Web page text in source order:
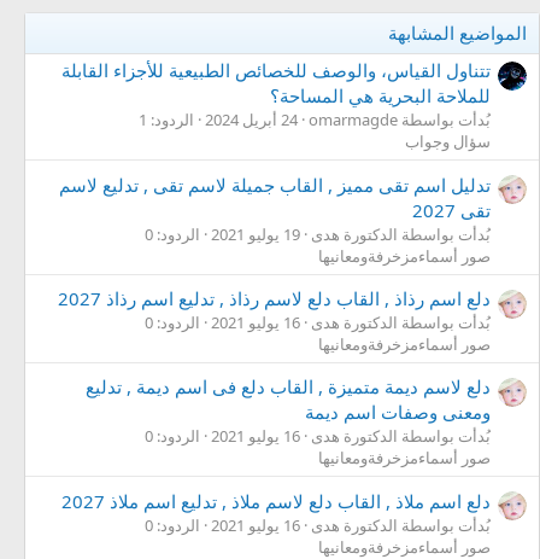
المواضيع المشابهة
تتناول القياس، والوصف للخصائص الطبيعية للأجزاء القابلة
للملاحة البحرية هي المساحة؟
بُدأت بواسطة omarmagde 24 أبريل 2024
الردود: 1
سؤال وجواب
تدليل اسم تقى مميز , القاب جميلة لاسم تقى , تدليع لاسم
تقى 2027
بُدأت بواسطة الدكتورة هدى 19 يوليو 2021
الردود: 0
صور أسماءمزخرفةومعانيها
دلع اسم رذاذ , القاب دلع لاسم رذاذ , تدليع اسم رذاذ 2027
بُدأت بواسطة الدكتورة هدى 16 يوليو 2021
الردود: 0
صور أسماءمزخرفةومعانيها
دلع لاسم ديمة متميزة , القاب دلع فى اسم ديمة , تدليع
ومعنى وصفات اسم ديمة
بُدأت بواسطة الدكتورة هدى 16 يوليو 2021
الردود: 0
صور أسماءمزخرفةومعانيها
دلع اسم ملاذ , القاب دلع لاسم ملاذ , تدليع اسم ملاذ 2027
بُدأت بواسطة الدكتورة هدى 16 يوليو 2021
الردود: 0
صور أسماءمزخرفةومعانيها